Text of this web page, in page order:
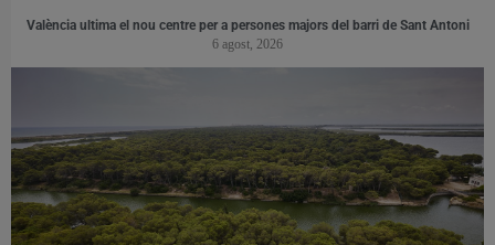
València ultima el nou centre per a persones majors del barri de Sant Antoni
6 agost, 2026